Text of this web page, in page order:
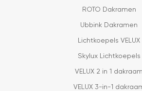
ROTO Dakramen
Ubbink Dakramen
Lichtkoepels VELUX
Skylux Lichtkoepels
VELUX 2 in 1 dakraam
VELUX 3-in-1